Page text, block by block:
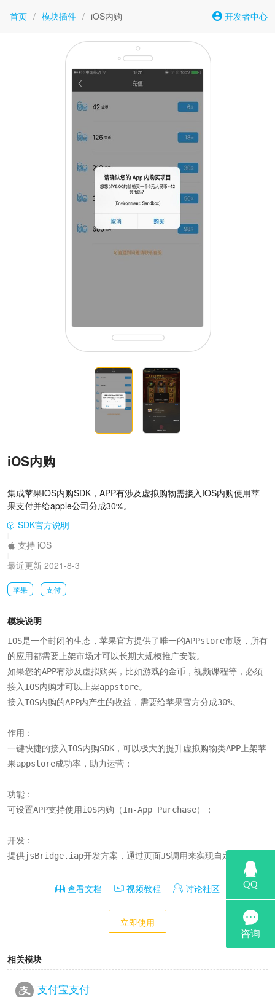
首页 / 模块插件 / iOS内购 开发者中心
iOS内购
集成苹果IOS内购SDK，APP有涉及虚拟购物需接入IOS内购使用苹
果支付并给apple公司分成30%。
SDK官方说明
支持 iOS
最近更新 2021-8-3
苹果 支付
模块说明
IOS是一个封闭的生态，苹果官方提供了唯一的APPstore市场，所有
的应用都需要上架市场才可以长期大规模推广安装。
如果您的APP有涉及虚拟购买，比如游戏的金币，视频课程等，必须
接入IOS内购才可以上架appstore。
接入IOS内购的APP内产生的收益，需要给苹果官方分成30%。
作用：
一键快捷的接入IOS内购SDK，可以极大的提升虚拟购物类APP上架苹
果appstore成功率，助力运营；
功能：
可设置APP支持使用iOS内购（In-App Purchase）；
开发：
提供jsBridge.iap开发方案，通过页面JS调用来实现自定义；
查看文档 视频教程 讨论社区
立即使用
相关模块
支付宝支付